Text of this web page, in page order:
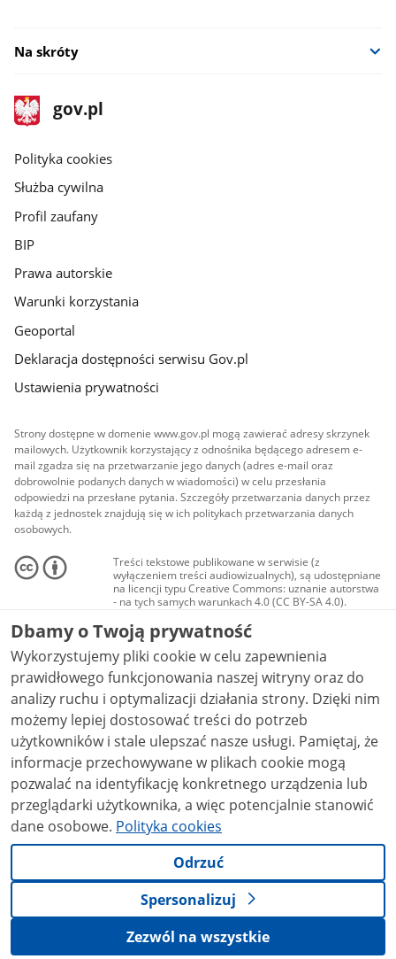
Na skróty
stopka
gov.pl
Strona
gov.pl
gov.pl
Polityka cookies
Służba cywilna
Profil zaufany
BIP
Prawa autorskie
Warunki korzystania
Geoportal
Deklaracja dostępności serwisu Gov.pl
Ustawienia prywatności
Strony dostępne w domenie www.gov.pl mogą zawierać adresy skrzynek
mailowych. Użytkownik korzystający z odnośnika będącego adresem e-
mail zgadza się na przetwarzanie jego danych (adres e-mail oraz
dobrowolnie podanych danych w wiadomości) w celu przesłania
odpowiedzi na przesłane pytania. Szczegóły przetwarzania danych przez
każdą z jednostek znajdują się w ich politykach przetwarzania danych
osobowych.
Treści tekstowe publikowane w serwisie (z
wyłączeniem treści audiowizualnych), są udostępniane
na licencji typu Creative Commons: uznanie autorstwa
- na tych samych warunkach 4.0 (CC BY-SA 4.0).
Materiały audiowizualne, w tym zdjęcia, materiały
audio i wideo, są udostępniane na licencji typu
Creative Commons: uznanie autorstwa użycie
niekomercyjne - bez utworów zależnych 4.0 (CC BY-
NC-ND 4.0), o ile nie jest to stwierdzone inaczej.
Dbamy o Twoją prywatność
Wykorzystujemy pliki cookie w celu zapewnienia
prawidłowego funkcjonowania naszej witryny oraz do
analizy ruchu i optymalizacji działania strony. Dzięki nim
możemy lepiej dostosować treści do potrzeb
użytkowników i stale ulepszać nasze usługi. Pamiętaj, że
informacje przechowywane w plikach cookie mogą
pozwalać na identyfikację konkretnego urządzenia lub
przeglądarki użytkownika, a więc potencjalnie stanowić
dane osobowe. Polityka cookies
Odrzuć
Spersonalizuj
Zezwól na wszystkie